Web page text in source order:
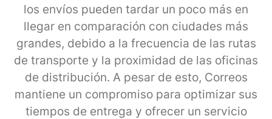
los envíos pueden tardar un poco más en
llegar en comparación con ciudades más
grandes, debido a la frecuencia de las rutas
de transporte y la proximidad de las oficinas
de distribución. A pesar de esto, Correos
mantiene un compromiso para optimizar sus
tiempos de entrega y ofrecer un servicio